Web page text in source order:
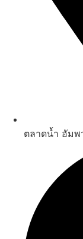
ตลาดน้ำ อัมพว